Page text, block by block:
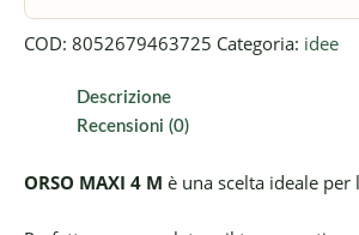
COD: 8052679463725 Categoria: idee
Descrizione
Recensioni (0)
ORSO MAXI 4 M è una scelta ideale per